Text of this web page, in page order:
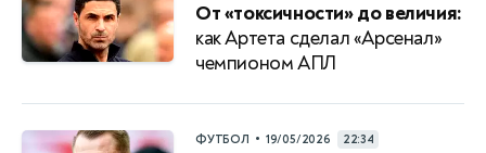
От «токсичности» до величия:
как Артета сделал «Арсенал»
чемпионом АПЛ
ФУТБОЛ • 19/05/2026 22:34